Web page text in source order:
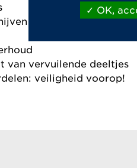
van vervuilende deeltjes
veiligheid voorop!
OK,